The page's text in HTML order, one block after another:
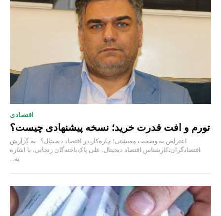
اقتصادی
تورم و افت قدرت خرید؛ نسخه پیشنهادی چیست؟
اعتراض به وضعیت معیشتی؛ چاره‌کار در اقتصاد دیجیتال؟ به گزارش
اقتصادگران،کارشناس اقتصاد دیجیتال، علی پاک‌باخته‌گان زنجانی، با اشاره
به...